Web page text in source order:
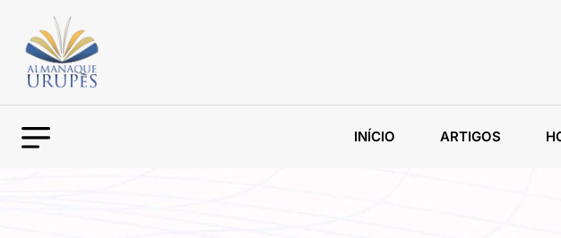
INÍCIO ARTIGOS